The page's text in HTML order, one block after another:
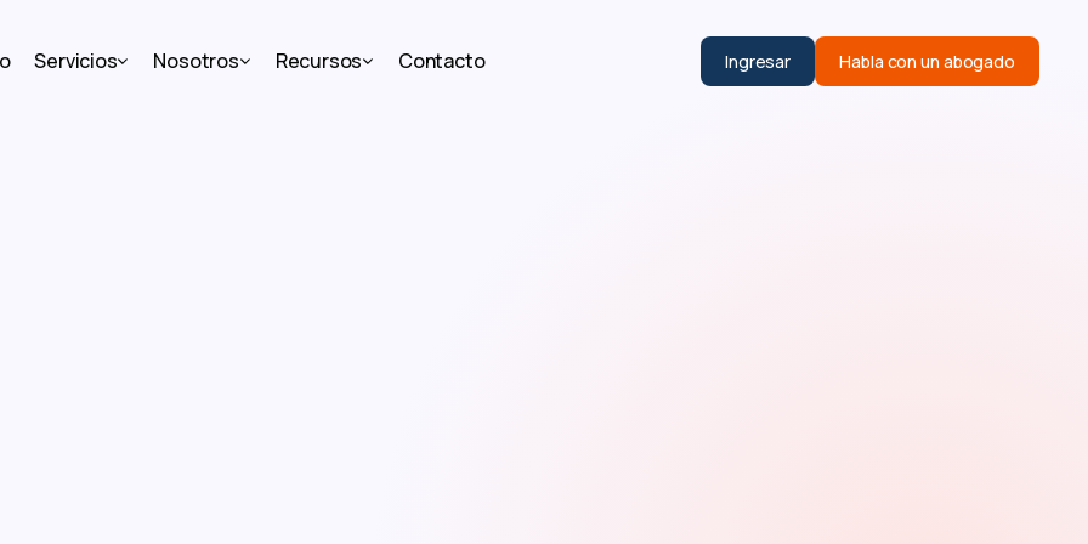
Servicios Nosotros Recursos Contacto Ingresar Habla con un abogado